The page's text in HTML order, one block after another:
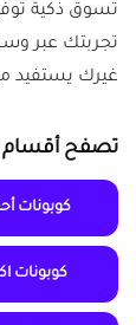
تسوق ذكية
تجربتك عبر
غيرك يستفيد
تصفح أقسام
كوبونات
كوبونات